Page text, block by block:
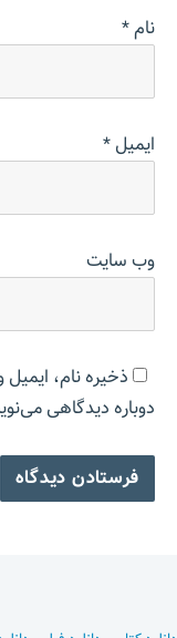
نام*
ایمیل*
وب‌ سایت
ذخیره نام،
دوباره دیدگاهی